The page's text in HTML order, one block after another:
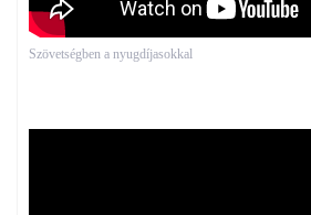
Szövetségben a nyugdíjasokkal